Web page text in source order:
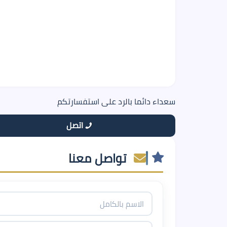
سعداء دائما بالرد على استفسارتكم
اتصل
تواصل معنا